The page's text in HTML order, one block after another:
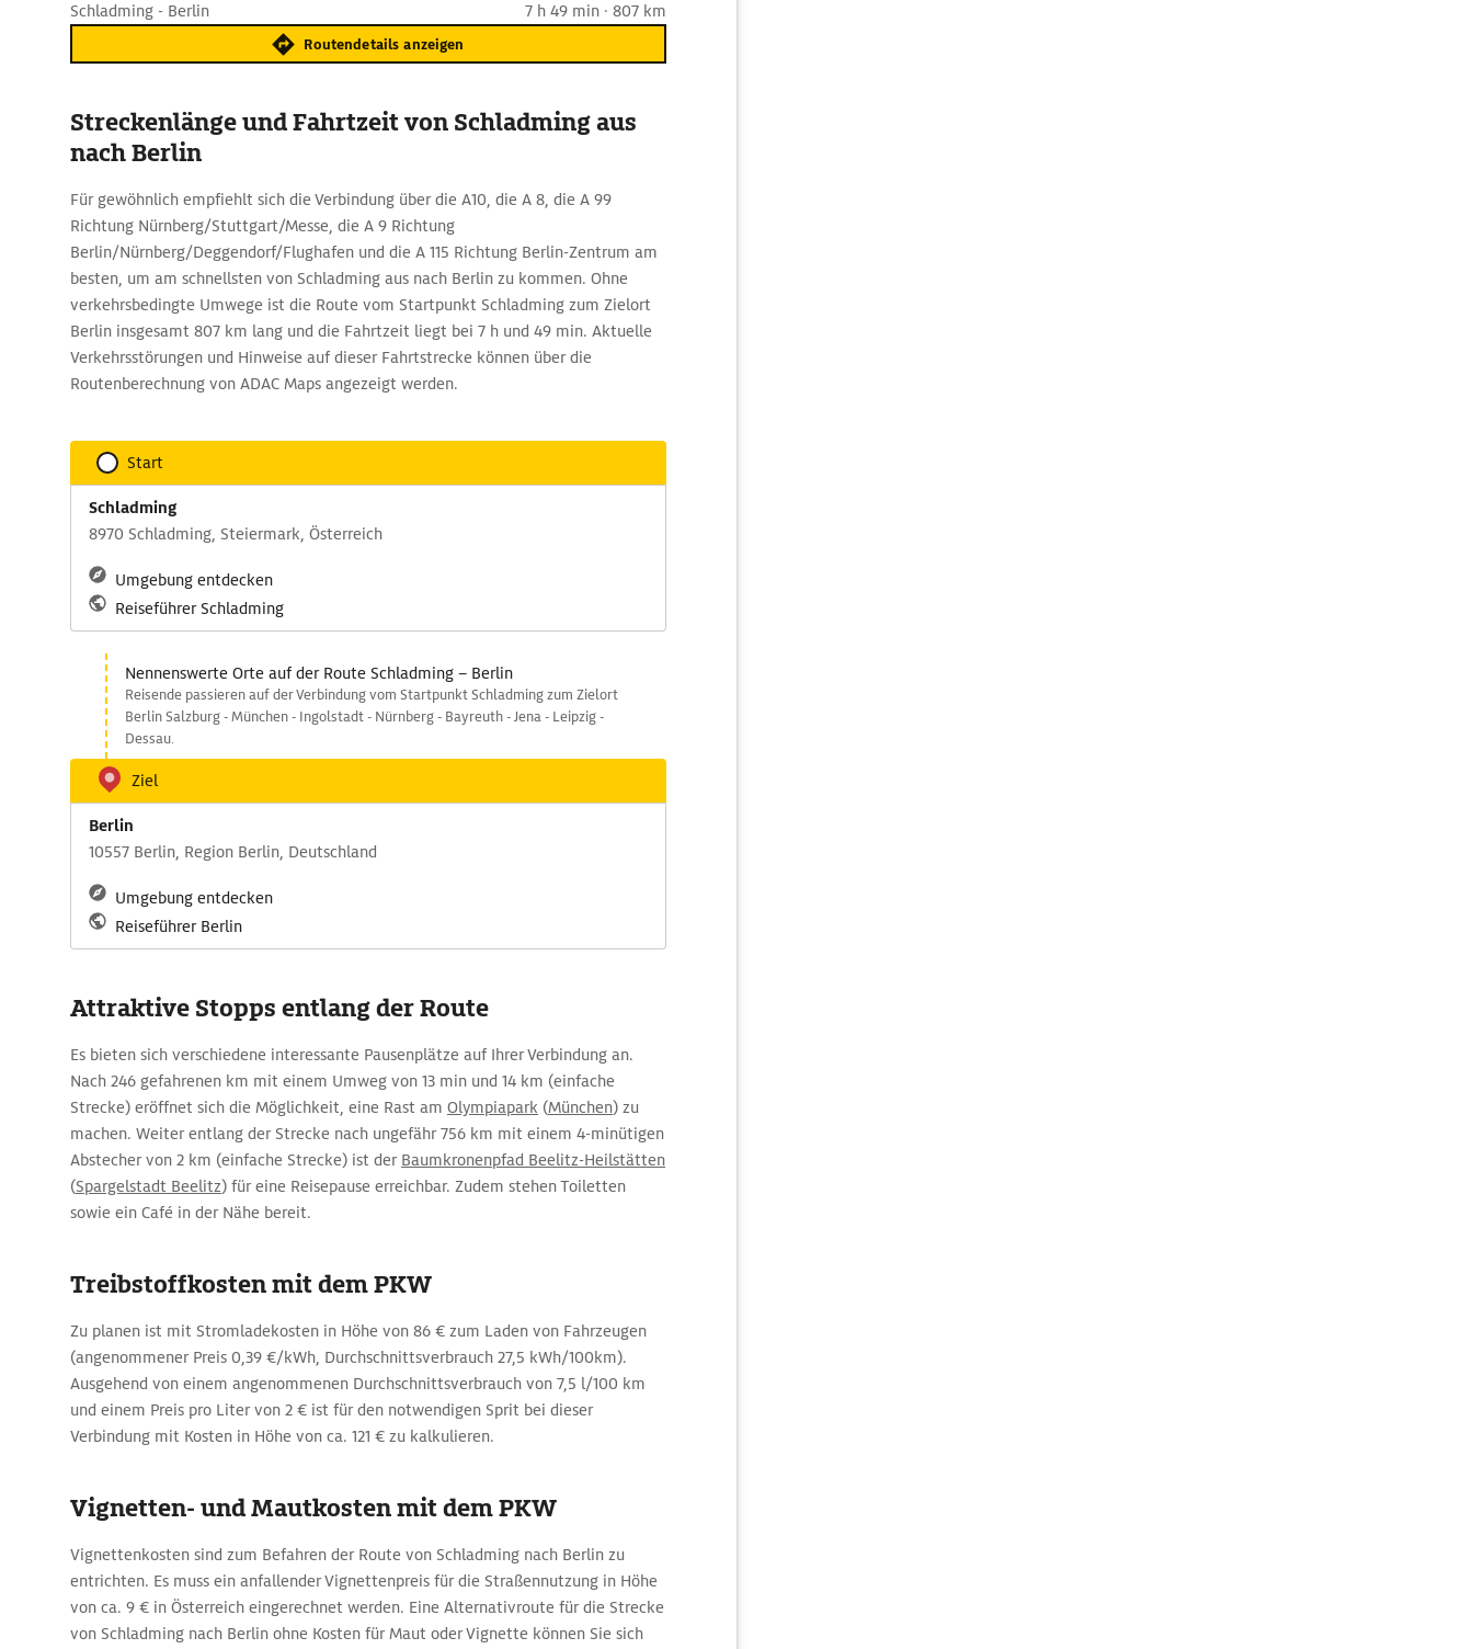
Schladming - Berlin 7 h 49 min · 807 km
Routendetails anzeigen
Streckenlänge und Fahrtzeit von Schladming aus
nach Berlin
Für gewöhnlich empfiehlt sich die Verbindung über die A10, die A 8, die A 99
Richtung Nürnberg/Stuttgart/Messe, die A 9 Richtung
Berlin/Nürnberg/Deggendorf/Flughafen und die A 115 Richtung Berlin-Zentrum am
besten, um am schnellsten von Schladming aus nach Berlin zu kommen. Ohne
verkehrsbedingte Umwege ist die Route vom Startpunkt Schladming zum Zielort
Berlin insgesamt 807 km lang und die Fahrtzeit liegt bei 7 h und 49 min. Aktuelle
Verkehrsstörungen und Hinweise auf dieser Fahrtstrecke können über die
Routenberechnung von ADAC Maps angezeigt werden.
Start
Schladming
8970 Schladming, Steiermark, Österreich
Umgebung entdecken
Reiseführer Schladming
Nennenswerte Orte auf der Route Schladming – Berlin
Reisende passieren auf der Verbindung vom Startpunkt Schladming zum Zielort
Berlin Salzburg - München - Ingolstadt - Nürnberg - Bayreuth - Jena - Leipzig -
Dessau.
Ziel
Berlin
10557 Berlin, Region Berlin, Deutschland
Umgebung entdecken
Reiseführer Berlin
Attraktive Stopps entlang der Route
Es bieten sich verschiedene interessante Pausenplätze auf Ihrer Verbindung an.
Nach 246 gefahrenen km mit einem Umweg von 13 min und 14 km (einfache
Strecke) eröffnet sich die Möglichkeit, eine Rast am Olympiapark (München) zu
machen. Weiter entlang der Strecke nach ungefähr 756 km mit einem 4-minütigen
Abstecher von 2 km (einfache Strecke) ist der Baumkronenpfad Beelitz-Heilstätten
(Spargelstadt Beelitz) für eine Reisepause erreichbar. Zudem stehen Toiletten
sowie ein Café in der Nähe bereit.
Treibstoffkosten mit dem PKW
Zu planen ist mit Stromladekosten in Höhe von 86 € zum Laden von Fahrzeugen
(angenommener Preis 0,39 €/kWh, Durchschnittsverbrauch 27,5 kWh/100km).
Ausgehend von einem angenommenen Durchschnittsverbrauch von 7,5 l/100 km
und einem Preis pro Liter von 2 € ist für den notwendigen Sprit bei dieser
Verbindung mit Kosten in Höhe von ca. 121 € zu kalkulieren.
Vignetten- und Mautkosten mit dem PKW
Vignettenkosten sind zum Befahren der Route von Schladming nach Berlin zu
entrichten. Es muss ein anfallender Vignettenpreis für die Straßennutzung in Höhe
von ca. 9 € in Österreich eingerechnet werden. Eine Alternativroute für die Strecke
von Schladming nach Berlin ohne Kosten für Maut oder Vignette können Sie sich